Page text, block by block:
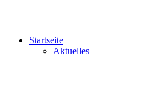
Startseite
Aktuelles